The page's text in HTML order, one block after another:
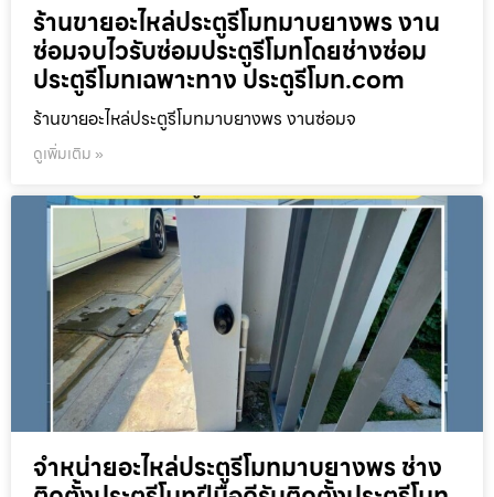
ร้านขายอะไหล่ประตูรีโมทมาบยางพร งาน
ซ่อมจบไวรับซ่อมประตูรีโมทโดยช่างซ่อม
ประตูรีโมทเฉพาะทาง ประตูรีโมท.com
ร้านขายอะไหล่ประตูรีโมทมาบยางพร งานซ่อมจ
ดูเพิ่มเติม »
จำหน่ายอะไหล่ประตูรีโมทมาบยางพร ช่าง